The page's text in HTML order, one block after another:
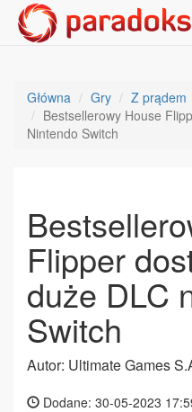
Główna Gry Z prądem
Bestsellerowy House
Nintendo Switch
Flipper
duże DLC
Switch
Autor: Ultimate Games
Dodane: 30-05-2023